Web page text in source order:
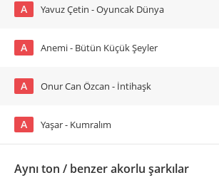
A Yavuz Çetin - Oyuncak Dünya
A Anemi - Bütün Küçük Şeyler
A Onur Can Özcan - İntihaşk
A Yaşar - Kumralım
Aynı ton / benzer akorlu şarkılar